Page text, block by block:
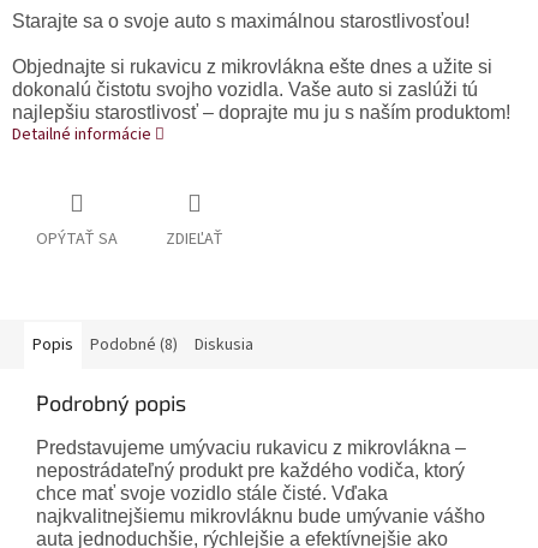
Starajte sa o svoje auto s maximálnou starostlivosťou!
Objednajte si rukavicu z mikrovlákna ešte dnes a užite si
dokonalú čistotu svojho vozidla. Vaše auto si zaslúži tú
najlepšiu starostlivosť – doprajte mu ju s naším produktom!
Detailné informácie
OPÝTAŤ SA ZDIEĽAŤ
Popis Podobné (8) Diskusia
Podrobný popis
Predstavujeme umývaciu rukavicu z mikrovlákna –
nepostrádateľný produkt pre každého vodiča, ktorý
chce mať svoje vozidlo stále čisté. Vďaka
najkvalitnejšiemu mikrovláknu bude umývanie vášho
auta jednoduchšie, rýchlejšie a efektívnejšie ako